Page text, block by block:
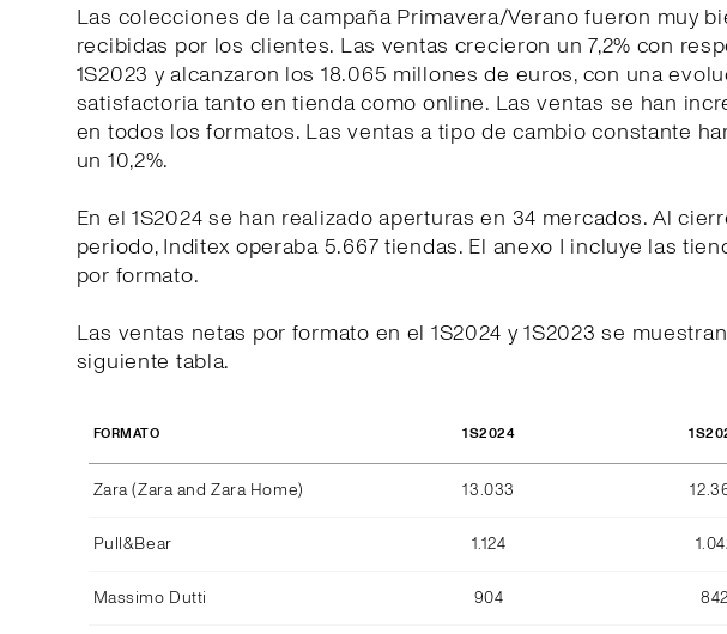
Las colecciones de la campaña Primavera/Verano fueron muy
recibidas por los clientes. Las ventas crecieron un 7,2% con
1S2023 y alcanzaron los 18.065 millones de euros, con una
satisfactoria tanto en tienda como online. Las ventas se han
en todos los formatos. Las ventas a tipo de cambio constante
un 10,2%.
En el 1S2024 se han realizado aperturas en 34 mercados. Al
periodo, Inditex operaba 5.667 tiendas. El anexo I incluye las
por formato.
Las ventas netas por formato en el 1S2024 y 1S2023 se
siguiente tabla.
FORMATO 1S2024
Zara (Zara and Zara Home) 13.033
Pull&Bear 1.124
Massimo Dutti 904 842